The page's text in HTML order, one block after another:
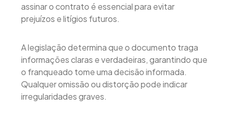
assinar o contrato é essencial para evitar
prejuízos e litígios futuros.
A legislação determina que o documento traga
informações claras e verdadeiras, garantindo que
o franqueado tome uma decisão informada.
Qualquer omissão ou distorção pode indicar
irregularidades graves.